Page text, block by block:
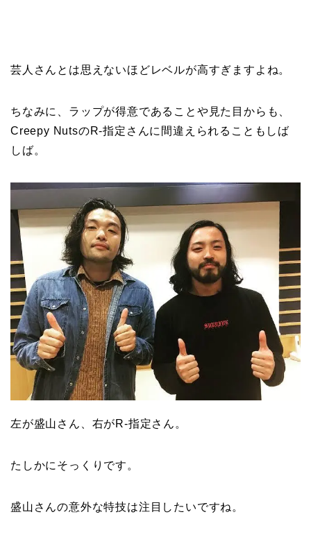
芸人さんとは思えないほどレベルが高すぎますよね。
ちなみに、ラップが得意であることや見た目からも、
Creepy NutsのR-指定さんに間違えられることもしば
しば。
左が盛山さん、右がR-指定さん。
たしかにそっくりです。
盛山さんの意外な特技は注目したいですね。